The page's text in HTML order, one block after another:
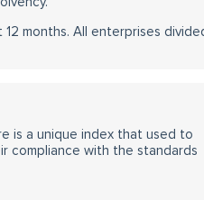
months. All enterprises
is a unique index that used to
compliance with the standards